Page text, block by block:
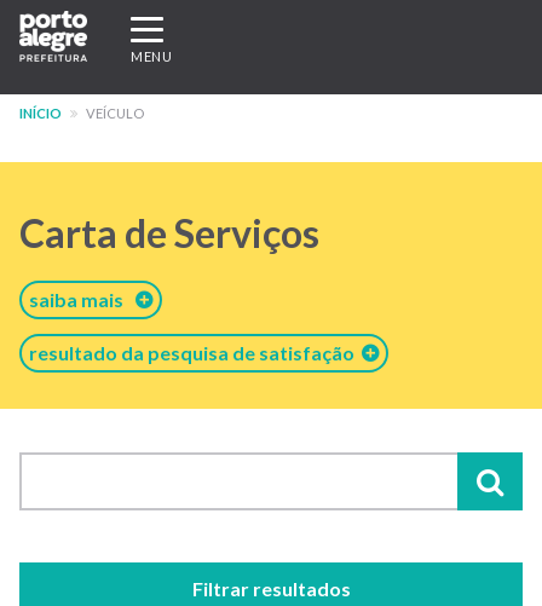
Pular
para
conteúdo
Expandir/recolher
navegação
MENU
INÍCIO VEÍCULO
Carta de Serviços
saiba mais
resultado da pesquisa de satisfação
Filtrar resultados